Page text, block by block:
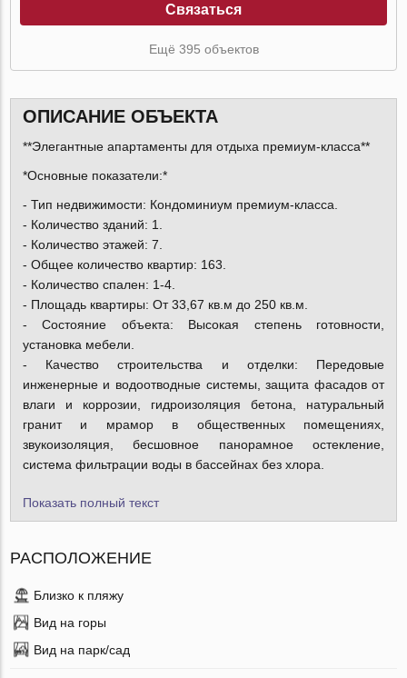
Связаться
Ещё 395 объектов
ОПИСАНИЕ ОБЪЕКТА
**Элегантные апартаменты для отдыха премиум-класса**
*Основные показатели:*
- Тип недвижимости: Кондоминиум премиум-класса.
- Количество зданий: 1.
- Количество этажей: 7.
- Общее количество квартир: 163.
- Количество спален: 1-4.
- Площадь квартиры: От 33,67 кв.м до 250 кв.м.
- Состояние объекта: Высокая степень готовности,
установка мебели.
- Качество строительства и отделки: Передовые
инженерные и водоотводные системы, защита фасадов от
влаги и коррозии, гидроизоляция бетона, натуральный
гранит и мрамор в общественных помещениях,
звукоизоляция, бесшовное панорамное остекление,
система фильтрации воды в бассейнах без хлора.
Показать полный текст
РАСПОЛОЖЕНИЕ
Близко к пляжу
Вид на горы
Вид на парк/сад